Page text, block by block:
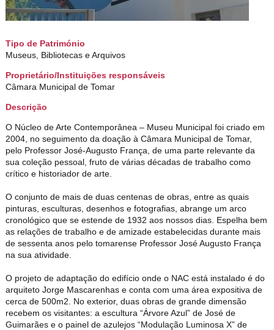
Tipo de Património
Museus, Bibliotecas e Arquivos
Proprietário/Instituições responsáveis
Câmara Municipal de Tomar
Descrição
O Núcleo de Arte Contemporânea – Museu Municipal foi criado em
2004, no seguimento da doação à Câmara Municipal de Tomar,
pelo Professor José-Augusto França, de uma parte relevante da
sua coleção pessoal, fruto de várias décadas de trabalho como
crítico e historiador de arte.
O conjunto de mais de duas centenas de obras, entre as quais
pinturas, esculturas, desenhos e fotografias, abrange um arco
cronológico que se estende de 1932 aos nossos dias. Espelha bem
as relações de trabalho e de amizade estabelecidas durante mais
de sessenta anos pelo tomarense Professor José Augusto França
na sua atividade.
O projeto de adaptação do edifício onde o NAC está instalado é do
arquiteto Jorge Mascarenhas e conta com uma área expositiva de
cerca de 500m2. No exterior, duas obras de grande dimensão
recebem os visitantes: a escultura “Árvore Azul” de José de
Guimarães e o painel de azulejos “Modulação Luminosa X” de